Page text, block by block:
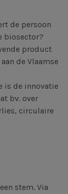
de persoon
biosector?
product
de Vlaamse
is de innovatie
bv. over
circulaire
stem. Via